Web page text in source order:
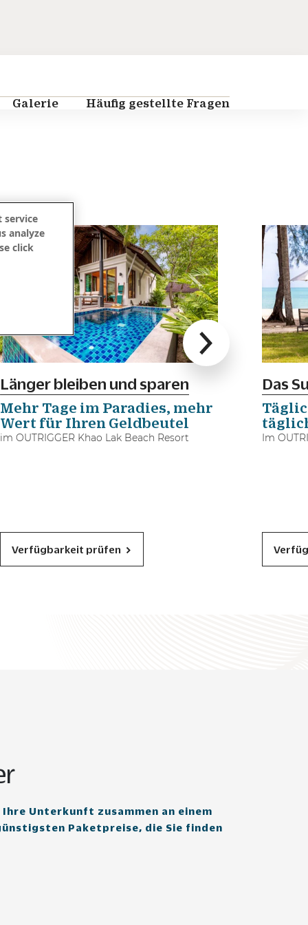
Galerie Häufig gestellte Fragen
Länger bleiben und sparen
Mehr Tage im Paradies, mehr
Wert für Ihren Geldbeutel​
im OUTRIGGER Khao Lak Beach Resort​
Verfügbarkeit prüfen
Das
Im
Ihre Unterkunft zusammen an einem
Paketpreise, die Sie finden
service
analyze
click